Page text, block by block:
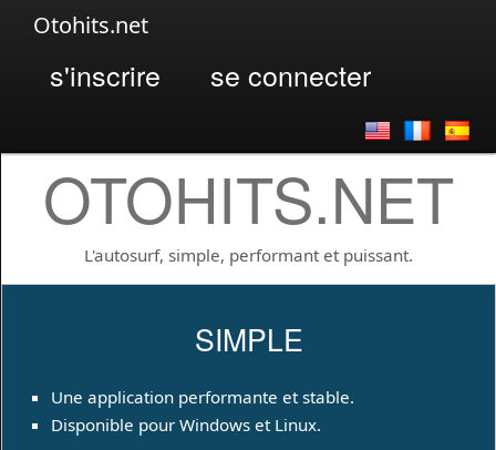
Otohits.net
s'inscrire se connecter
OTOHITS.NET
L'autosurf, simple, performant et puissant.
SIMPLE
Une application performante et stable.
Disponible pour Windows et Linux.